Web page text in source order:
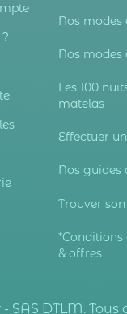
Nos modes
Nos modes
Les 100
matelas
Effectuer
Nos guides
Trouver
*Conditions
& offres
SAS DTLM. Tous